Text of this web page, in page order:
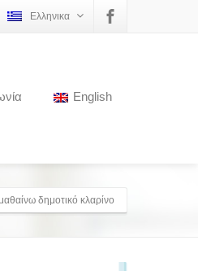
Ελληνικα
English
δημοτικό κλαρίνο